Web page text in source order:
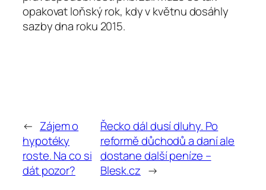
opakovat loňský rok, kdy v květnu dosáhly
sazby dna roku 2015.
← Zájem o
hypotéky
roste. Na co si
dát pozor?
Řecko dál dusí dluhy. Po
reformě důchodů a daní ale
dostane další peníze –
Blesk.cz →